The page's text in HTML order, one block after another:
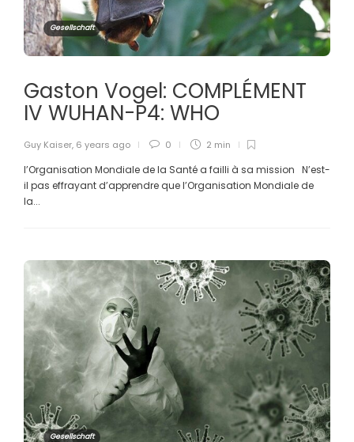
Gesellschaft
Gaston Vogel: COMPLÉMENT
IV WUHAN-P4: WHO
Guy Kaiser, 6 years ago 0 2 min
l’Organisation Mondiale de la Santé a failli à sa mission N’est-
il pas effrayant d’apprendre que l’Organisation Mondiale de
la...
Gesellschaft